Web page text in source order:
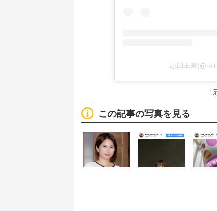
志田未来
この記事の写真を見る